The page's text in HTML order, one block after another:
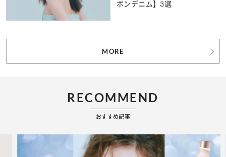
ボンデニム】3選
MORE
RECOMMEND
おすすめ記事